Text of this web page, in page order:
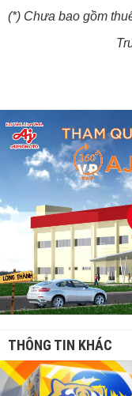
(*) Chưa bao gồm
THÔNG TIN KHÁC